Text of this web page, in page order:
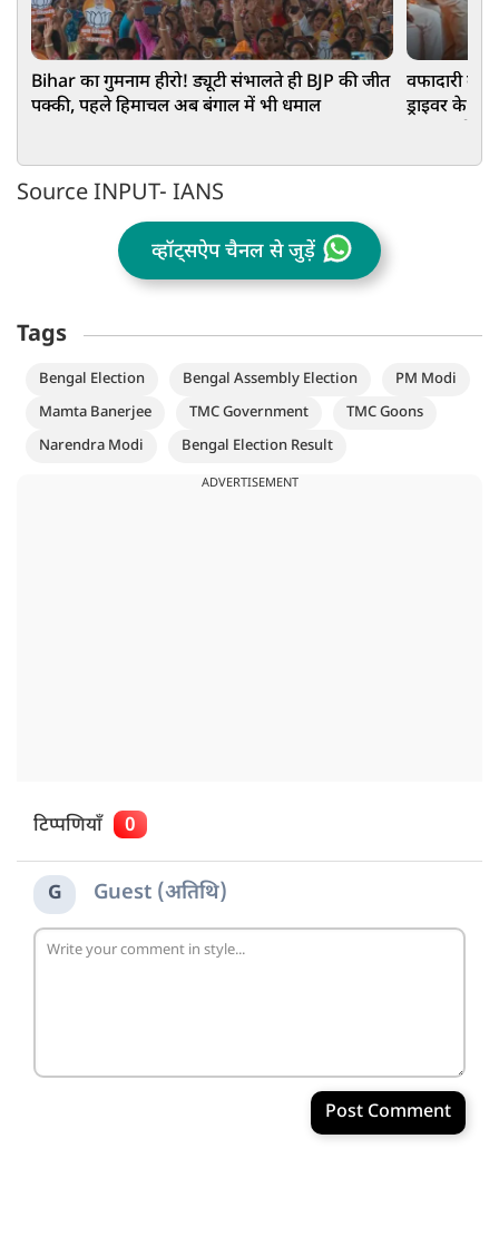
Bihar का गुमनाम हीरो! ड्यूटी संभालते ही BJP की जीत
पक्की, पहले हिमाचल अब बंगाल में भी धमाल
वफादारी का
ड्राइवर के
Source INPUT- IANS
व्हॉट्सऐप चैनल से जुड़ें
Tags
Bengal Election Bengal Assembly Election
PM Modi
Mamta Banerjee
TMC Government
TMC Goons
Narendra Modi
Bengal Election Result
ADVERTISEMENT
टिप्पणियाँ 0
G Guest (अतिथि)
Post Comment